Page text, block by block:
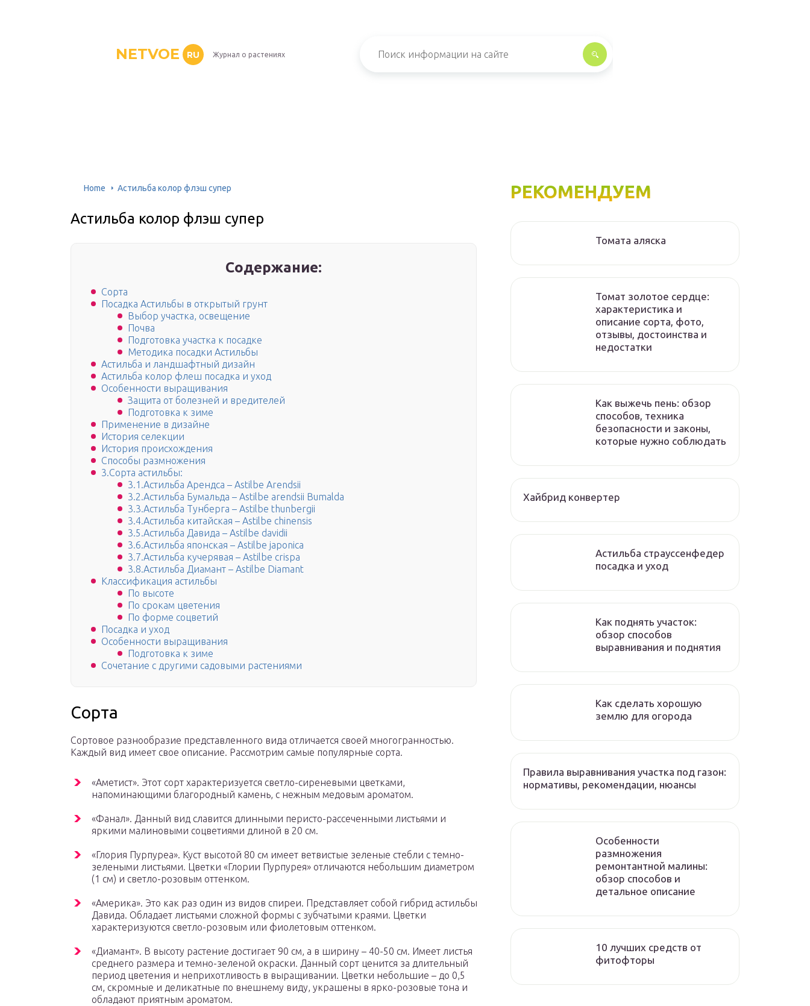
NETVOE RU Журнал о растениях
Home Астильба колор флэш супер
Астильба колор флэш супер
Содержание:
Сорта
Посадка Астильбы в открытый грунт
Выбор участка, освещение
Почва
Подготовка участка к посадке
Методика посадки Астильбы
Астильба и ландшафтный дизайн
Астильба колор флеш посадка и уход
Особенности выращивания
Защита от болезней и вредителей
Подготовка к зиме
Применение в дизайне
История селекции
История происхождения
Способы размножения
3.Сорта астильбы:
3.1.Астильба Арендса – Astilbe Arendsii
3.2.Астильба Бумальда – Astilbe arendsii Bumalda
3.3.Астильба Тунберга – Astilbe thunbergii
3.4.Астильба китайская – Astilbe chinensis
3.5.Астильба Давида – Astilbe davidii
3.6.Астильба японская – Astilbe japonica
3.7.Астильба кучерявая – Astilbe crispa
3.8.Астильба Диамант – Astilbe Diamant
Классификация астильбы
По высоте
По срокам цветения
По форме соцветий
Посадка и уход
Особенности выращивания
Подготовка к зиме
Сочетание с другими садовыми растениями
Сорта
Сортовое разнообразие представленного вида отличается своей многогранностью.
Каждый вид имеет свое описание. Рассмотрим самые популярные сорта.
«Аметист». Этот сорт характеризуется светло-сиреневыми цветками,
напоминающими благородный камень, с нежным медовым ароматом.
«Фанал». Данный вид славится длинными перисто-рассеченными листьями и
яркими малиновыми соцветиями длиной в 20 см.
«Глория Пурпуреа». Куст высотой 80 см имеет ветвистые зеленые стебли с темно-
зелеными листьями. Цветки «Глории Пурпурея» отличаются небольшим диаметром
(1 см) и светло-розовым оттенком.
«Америка». Это как раз один из видов спиреи. Представляет собой гибрид астильбы
Давида. Обладает листьями сложной формы с зубчатыми краями. Цветки
характеризуются светло-розовым или фиолетовым оттенком.
«Диамант». В высоту растение достигает 90 см, а в ширину – 40-50 см. Имеет листья
среднего размера и темно-зеленой окраски. Данный сорт ценится за длительный
период цветения и неприхотливость в выращивании. Цветки небольшие – до 0,5
см, скромные и деликатные по внешнему виду, украшены в ярко-розовые тона и
обладают приятным ароматом.
РЕКОМЕНДУЕМ
Томата аляска
Томат золотое сердце:
характеристика и
описание сорта, фото,
отзывы, достоинства и
недостатки
Как выжечь пень: обзор
способов, техника
безопасности и законы,
которые нужно соблюдать
Хайбрид конвертер
Астильба страуссенфедер
посадка и уход
Как поднять участок:
обзор способов
выравнивания и поднятия
Как сделать хорошую
землю для огорода
Правила выравнивания участка под газон:
нормативы, рекомендации, нюансы
Особенности
размножения
ремонтантной малины:
обзор способов и
детальное описание
10 лучших средств от
фитофторы